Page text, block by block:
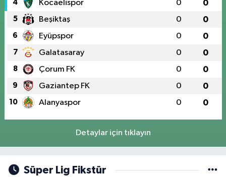
4 Kocaelispor 0 0
5 Beşiktaş 0 0
6 Eyüpspor 0 0
7 Galatasaray 0 0
8 Çorum FK 0 0
9 Gaziantep FK 0 0
10 Alanyaspor 0 0
Detaylar için tıklayın
Süper Lig Fikstür